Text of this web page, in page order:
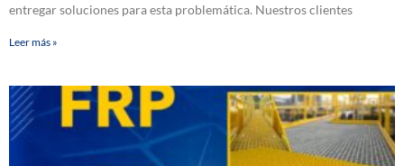
entregar soluciones para esta problemática. Nuestros clientes
Leer más »